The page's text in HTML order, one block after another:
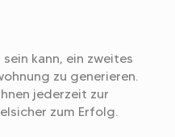
kann, ein zweites
zu generieren.
jederzeit zur
zum Erfolg.